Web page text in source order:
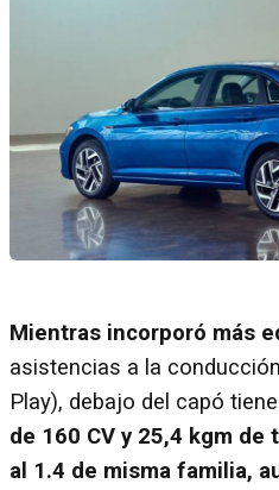
Mientras incorporó más
asistencias a la
Play), debajo del capó
de 160 CV y 25,4 kgm
al 1.4 de misma familia,